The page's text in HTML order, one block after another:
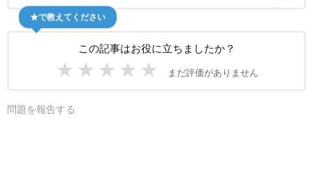
この記事はお役に立ちましたか？
★ ★ ★ ★ ★ まだ評価がありません
★で教えてください
問題を報告する